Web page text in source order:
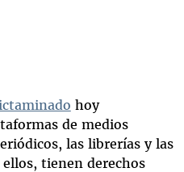
hoy
de medios
las librerías y las
tienen derechos